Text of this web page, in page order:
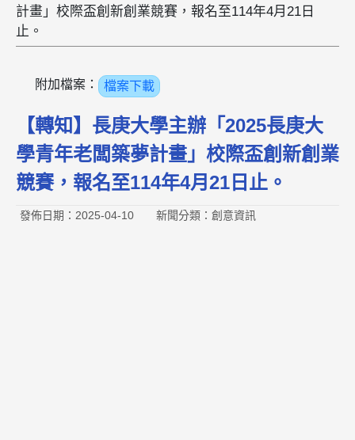
計畫」校際盃創新創業競賽，報名至114年4月21日
止。
附加檔案： 檔案下載
【轉知】長庚大學主辦「2025長庚大
學青年老闆築夢計畫」校際盃創新創業
競賽，報名至114年4月21日止。
發佈日期：2025-04-10 新聞分類：創意資訊